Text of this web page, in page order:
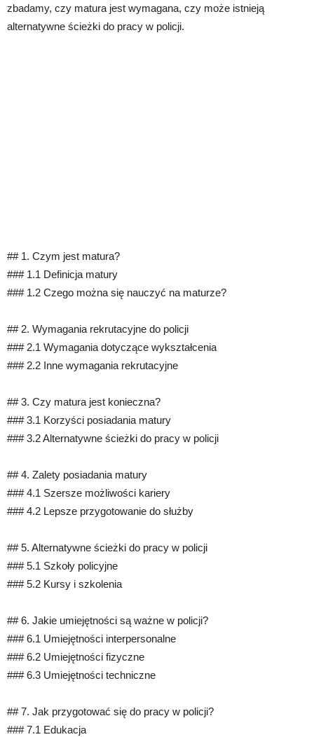
zbadamy, czy matura jest wymagana, czy może istnieją
alternatywne ścieżki do pracy w policji.
## 1. Czym jest matura?
### 1.1 Definicja matury
### 1.2 Czego można się nauczyć na maturze?
## 2. Wymagania rekrutacyjne do policji
### 2.1 Wymagania dotyczące wykształcenia
### 2.2 Inne wymagania rekrutacyjne
## 3. Czy matura jest konieczna?
### 3.1 Korzyści posiadania matury
### 3.2 Alternatywne ścieżki do pracy w policji
## 4. Zalety posiadania matury
### 4.1 Szersze możliwości kariery
### 4.2 Lepsze przygotowanie do służby
## 5. Alternatywne ścieżki do pracy w policji
### 5.1 Szkoły policyjne
### 5.2 Kursy i szkolenia
## 6. Jakie umiejętności są ważne w policji?
### 6.1 Umiejętności interpersonalne
### 6.2 Umiejętności fizyczne
### 6.3 Umiejętności techniczne
## 7. Jak przygotować się do pracy w policji?
### 7.1 Edukacja